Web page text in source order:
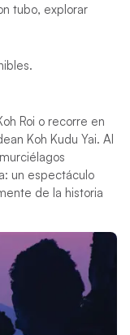
tubo, explorar
Roi o recorre en
Koh Kudu Yai. Al
un espectáculo
de la historia